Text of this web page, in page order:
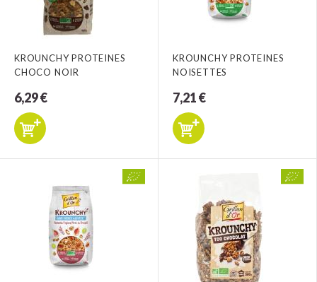
KROUNCHY PROTEINES
CHOCO NOIR
6,29 €
KROUNCHY PROTEINES
NOISETTES
7,21 €